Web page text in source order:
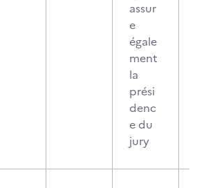
assur
e
égale
ment
la
prési
denc
e du
jury